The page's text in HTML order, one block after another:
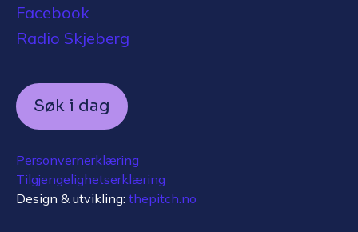
Facebook
Radio Skjeberg
Søk i dag
Personvernerklæring
Tilgjengelighetserklæring
Design & utvikling: thepitch.no